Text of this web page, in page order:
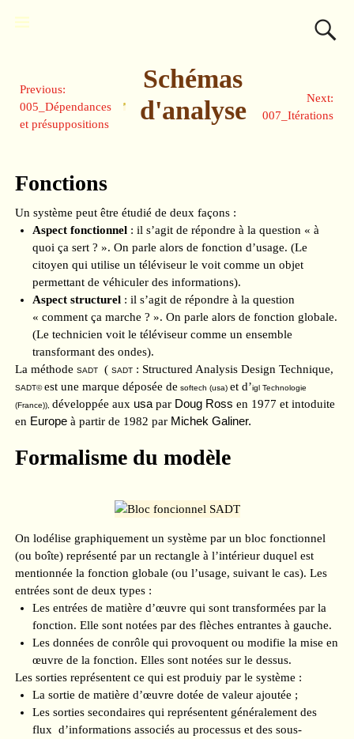
Previous:
005_Dépendances
et présuppositions
Schémas
d'analyse
Next:
007_Itérations
Fonctions
Un système peut être étudié de deux façons :
Aspect fonctionnel : il s’agit de répondre à la question « à
quoi ça sert ? ». On parle alors de fonction d’usage. (Le
citoyen qui utilise un téléviseur le voit comme un objet
permettant de véhiculer des informations).
Aspect structurel : il s’agit de répondre à la question
« comment ça marche ? ». On parle alors de fonction globale.
(Le technicien voit le téléviseur comme un ensemble
transformant des ondes).
La méthode SADT( SADT: Structured Analysis Design Technique,
SADT©est une marque déposée de softech (usa) et d’igl Technologie
(France)), développée aux usapar Doug Ross en 1977 et intoduite
en Europeà partir de 1982 par Michek Galiner.
Formalisme du modèle
On lodélise graphiquement un système par un bloc fonctionnel
(ou boîte) représenté par un rectangle à l’intérieur duquel est
mentionnée la fonction globale (ou l’usage, suivant le cas). Les
entrées sont de deux types :
Les entrées de matière d’œuvre qui sont transformées par la
fonction. Elle sont notées par des flèches entrantes à gauche.
Les données de conrôle qui provoquent ou modifie la mise en
œuvre de la fonction. Elles sont notées sur le dessus.
Les sorties représentent ce qui est produiy par le système :
La sortie de matière d’œuvre dotée de valeur ajoutée ;
Les sorties secondaires qui représentent généralement des
flux d’informations associés au processus et des sous-